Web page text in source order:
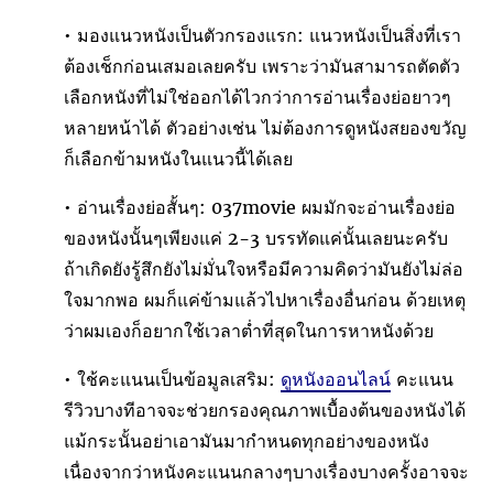
• มองแนวหนังเป็นตัวกรองแรก: แนวหนังเป็นสิ่งที่เรา
ต้องเช็กก่อนเสมอเลยครับ เพราะว่ามันสามารถตัดตัว
เลือกหนังที่ไม่ใช่ออกได้ไวกว่าการอ่านเรื่องย่อยาวๆ
หลายหน้าได้ ตัวอย่างเช่น ไม่ต้องการดูหนังสยองขวัญ
ก็เลือกข้ามหนังในแนวนี้ได้เลย
• อ่านเรื่องย่อสั้นๆ: 037movie ผมมักจะอ่านเรื่องย่อ
ของหนังนั้นๆเพียงแค่ 2-3 บรรทัดแค่นั้นเลยนะครับ
ถ้าเกิดยังรู้สึกยังไม่มั่นใจหรือมีความคิดว่ามันยังไม่ล่อ
ใจมากพอ ผมก็แค่ข้ามแล้วไปหาเรื่องอื่นก่อน ด้วยเหตุ
ว่าผมเองก็อยากใช้เวลาต่ำที่สุดในการหาหนังด้วย
• ใช้คะแนนเป็นข้อมูลเสริม: ดูหนังออนไลน์ คะแนน
รีวิวบางทีอาจจะช่วยกรองคุณภาพเบื้องต้นของหนังได้
แม้กระนั้นอย่าเอามันมากำหนดทุกอย่างของหนัง
เนื่องจากว่าหนังคะแนนกลางๆบางเรื่องบางครั้งอาจจะ